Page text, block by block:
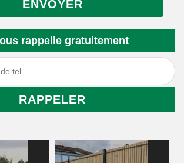
rappelle gratuitement